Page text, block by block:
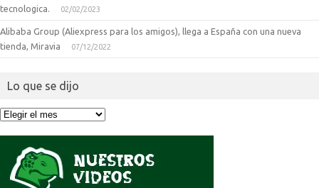
tecnologica.
02/02/2023
Alibaba Group (Aliexpress para los amigos), llega a España con una nueva
tienda, Miravia
07/12/2022
Lo que se dijo
Lo